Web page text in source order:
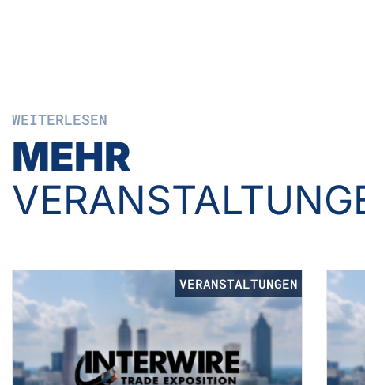
WEITERLESEN
MEHR
VERANSTALTUNGEN